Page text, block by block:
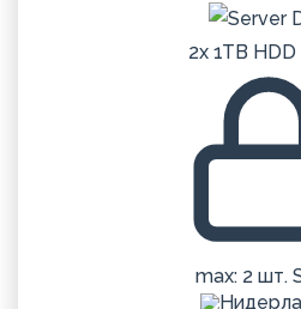
2x 1TB HDD
max: 2 шт.